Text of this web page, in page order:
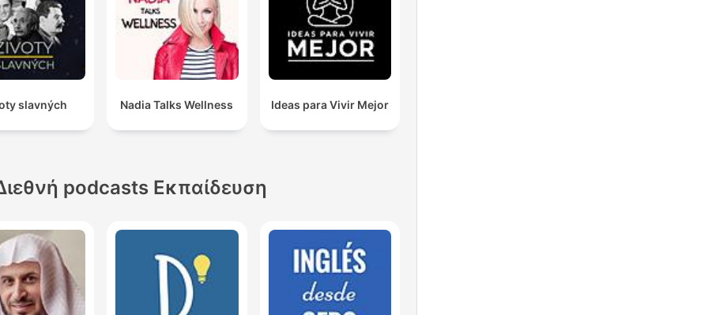
slavných Nadia Talks Wellness Ideas para Vivir Mejor
podcasts Εκπαίδευση